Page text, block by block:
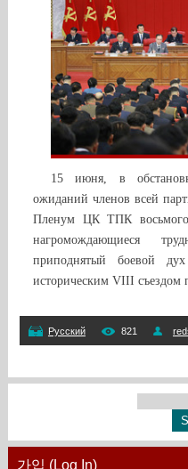
15 июня, в
ожиданий членов всей
Пленум ЦК ТПК восьмого
нагромождающиеся
приподнятый боевой
историческим VIII съездом
Русский 821
가입 (Log In)